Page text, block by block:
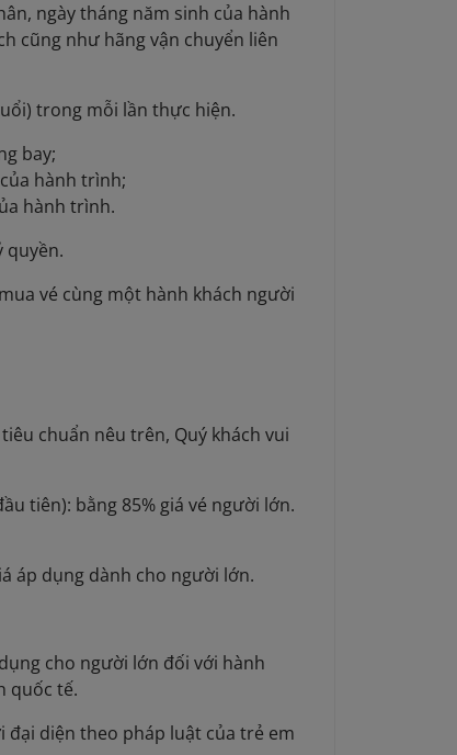
ngày tháng năm sinh của hành
cũng như hãng vận chuyển liên
trong mỗi lần thực hiện.
bay;
hành trình;
hành trình.
quyền.
vé cùng một hành khách người
chuẩn nêu trên, Quý khách vui
tiên): bằng 85% giá vé người lớn.
áp dụng dành cho người lớn.
cho người lớn đối với hành
quốc tế.
diện theo pháp luật của trẻ em